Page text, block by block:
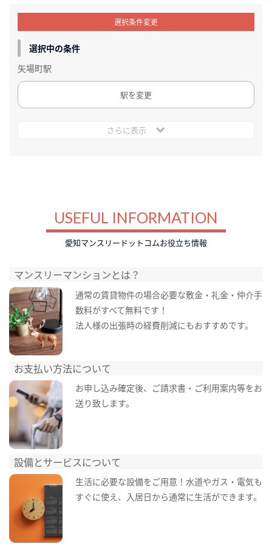
選択条件変更
選択中の条件
矢場町駅
駅を変更
さらに表示
USEFUL INFORMATION
愛知マンスリードットコムお役立ち情報
マンスリーマンションとは？
通常の賃貸物件の場合必要な敷金・礼金・仲介手
数料がすべて無料です！
法人様の出張時の経費削減にもおすすめです。
お支払い方法について
お申し込み確定後、ご請求書・ご利用案内等をお
送り致します。
設備とサービスについて
生活に必要な設備をご用意！水道やガス・電気も
すぐに使え、入居日から通常に生活ができます。